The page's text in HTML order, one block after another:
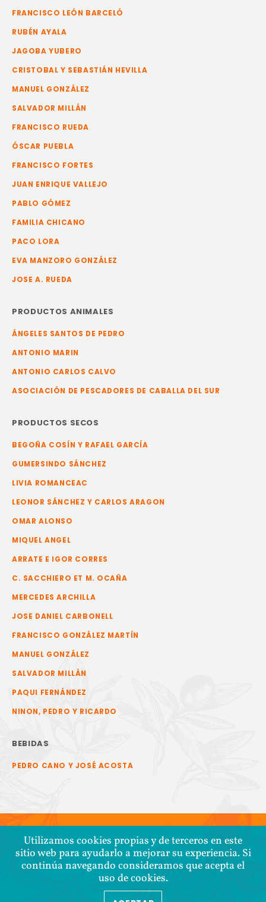
FRANCISCO LEÓN BARCELÓ
RUBÉN AYALA
JAGOBA YUBERO
CRISTOBAL Y SEBASTIÁN HEVILLA
MANUEL GONZÁLEZ
SALVADOR MILLÁN
FRANCISCO RUEDA
ÓSCAR PUEBLA
FRANCISCO FORTES
JUAN ENRIQUE VALLEJO
PABLO GÓMEZ
FAMILIA CHICANO
PACO LORA
EVA MANZORO GONZÁLEZ
JOSE A. RUEDA
PRODUCTOS ANIMALES
ÁNGELES SANTOS DE PEDRO
ANTONIO MARIN
ANTONIO CARLOS CALVO
ASOCIACIÓN DE PESCADORES DE CABALLA DEL SUR
PRODUCTOS SECOS
BEGOÑA COSÍN Y RAFAEL GARCÍA
GUMERSINDO SÁNCHEZ
LIVIA ROMANCEAC
LEONOR SÁNCHEZ Y CARLOS ARAGON
OMAR ALONSO
MIQUEL ANGEL
ARRATE E IGOR CORRES
C. SACCHIERO ET M. OCAÑA
MERCEDES ARCHILLA
JOSE DANIEL CARBONELL
FRANCISCO GONZÁLEZ MARTÍN
MANUEL GONZÁLEZ
SALVADOR MILLÁN
PAQUI FERNÁNDEZ
NINON, PEDRO Y RICARDO
BEBIDAS
PEDRO CANO Y JOSÉ ACOSTA
Utilizamos cookies propias y de terceros en este
sitio web para ayudarlo a mejorar su experiencia. Si
continúa navegando consideramos que acepta el
uso de cookies.